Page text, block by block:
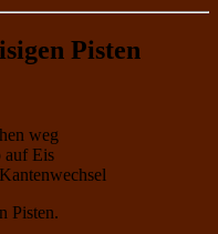
Pisten
weg
Eis
Pisten.